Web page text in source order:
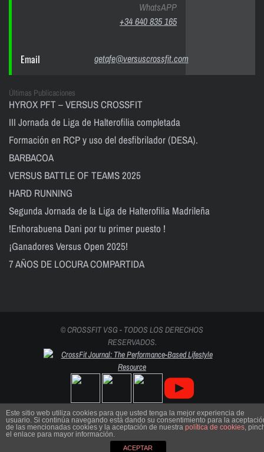
WhatsAPP
+34 640 835 165
Email getafe@versuscrossfit.com
Últimas Publicaciones
HYROX PFT – VERSUS CROSSFIT
III Jornada de Liga de Halterofilia completada
Formación en RCP y uso del desfibrilador (DESA).
BARBACOA
VERSUS BATTLE OF TEAMS 2025
HARD RUNNING
Segunda Jornada de la Liga de Halterofilia Madrileña
!Enhorabuena Dani por tu primer puesto !
¡Ganadores Versus Open 2025!
7 AÑOS DE LOCURA COMPARTIDA
© CROSSFIT VSG - TODOS LOS DERECHOS
RESERVADOS.
Este sitio web utiliza cookies para que usted tenga la mejor experiencia de
usuario. Si continúa navegando está dando su consentimiento para la
de las mencionadas cookies y la aceptación de nuestra política de cookies,
el enlace para mayor información.
ACEPTAR